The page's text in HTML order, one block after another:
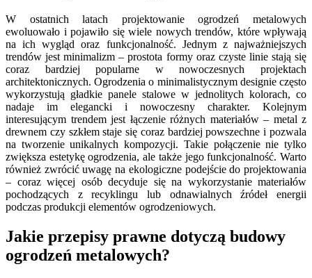
W ostatnich latach projektowanie ogrodzeń metalowych
ewoluowało i pojawiło się wiele nowych trendów, które wpływają
na ich wygląd oraz funkcjonalność. Jednym z najważniejszych
trendów jest minimalizm – prostota formy oraz czyste linie stają się
coraz bardziej popularne w nowoczesnych projektach
architektonicznych. Ogrodzenia o minimalistycznym designie często
wykorzystują gładkie panele stalowe w jednolitych kolorach, co
nadaje im elegancki i nowoczesny charakter. Kolejnym
interesującym trendem jest łączenie różnych materiałów – metal z
drewnem czy szkłem staje się coraz bardziej powszechne i pozwala
na tworzenie unikalnych kompozycji. Takie połączenie nie tylko
zwiększa estetykę ogrodzenia, ale także jego funkcjonalność. Warto
również zwrócić uwagę na ekologiczne podejście do projektowania
– coraz więcej osób decyduje się na wykorzystanie materiałów
pochodzących z recyklingu lub odnawialnych źródeł energii
podczas produkcji elementów ogrodzeniowych.
Jakie przepisy prawne dotyczą budowy
ogrodzeń metalowych?